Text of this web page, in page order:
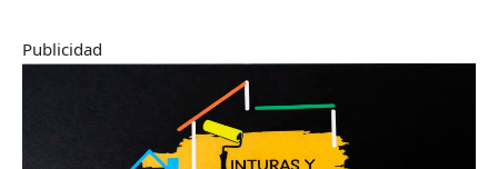
Publicidad